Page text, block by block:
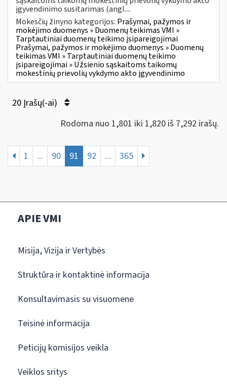
įgyvendinimo susitarimas (angl....
Mokesčių žinyno kategorijos: Prašymai, pažymos ir
mokėjimo duomenys » Duomenų teikimas VMI »
Tarptautiniai duomenų teikimo įsipareigojimai
Prašymai, pažymos ir mokėjimo duomenys » Duomenų
teikimas VMI » Tarptautiniai duomenų teikimo
įsipareigojimai » Užsienio sąskaitoms taikomų
mokestinių prievolių vykdymo akto įgyvendinimo
20 Įrašų(-ai)
Rodoma nuo 1,801 iki 1,820 iš 7,292 irašų.
1 ... 90 91 92 ... 365
APIE VMI
Misija, Vizija ir Vertybės
Struktūra ir kontaktinė informacija
Konsultavimasis su visuomene
Teisinė informacija
Peticijų komisijos veikla
Veiklos sritys